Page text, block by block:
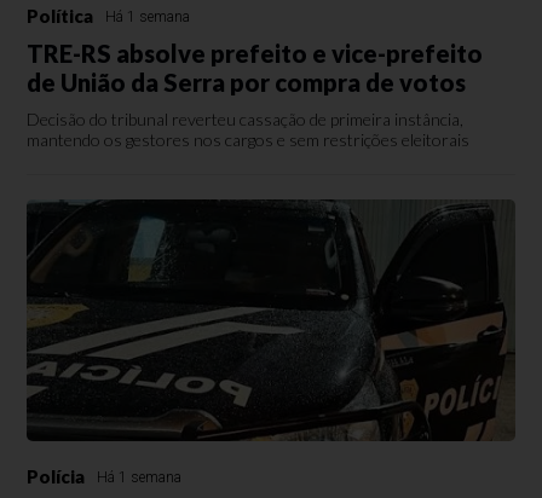
Política Há 1 semana
TRE-RS absolve prefeito e vice-prefeito
de União da Serra por compra de votos
Decisão do tribunal reverteu cassação de primeira instância,
mantendo os gestores nos cargos e sem restrições eleitorais
Polícia Há 1 semana